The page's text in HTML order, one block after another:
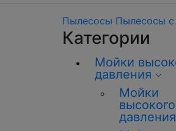
Пылесосы Пылесосы с
Категории
Мойки
давления
Мойки
высокого